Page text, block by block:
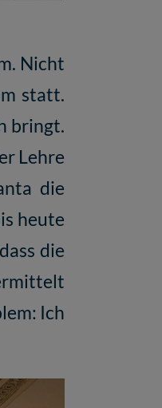
Nicht
statt.
bringt.
Lehre
die
heute
die
Ich